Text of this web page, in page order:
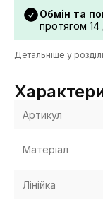
Обмін та
протягом 14
Детальніше у
Артикул
Матеріал
Лінійка